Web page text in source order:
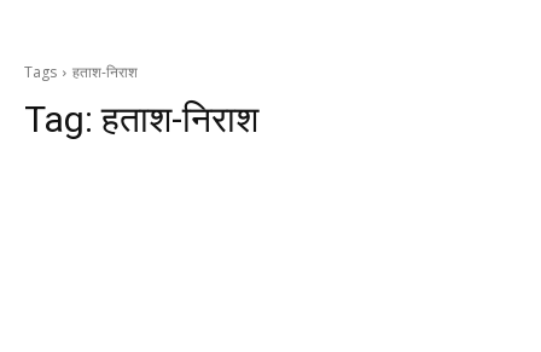
Tags हताश-निराश
Tag:हताश-निराश